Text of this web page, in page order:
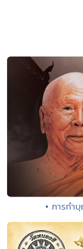
• การท